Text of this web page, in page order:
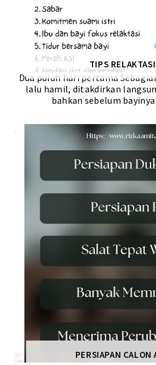
TIPS
Dua puluh hari pertama
lalu hamil, ditakdirkan
bahkan sebelum
PERSIAPAN CALON